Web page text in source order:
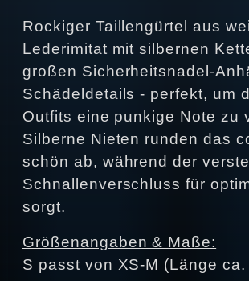
Rockiger Taillengürtel aus
Lederimitat mit silbernen
großen Sicherheitsnadel-
Schädeldetails - perfekt, um
Outfits eine punkige Note zu
Silberne Nieten runden das
schön ab, während der
Schnallenverschluss für
sorgt.
Größenangaben & Maße:
S passt von XS-M (Länge